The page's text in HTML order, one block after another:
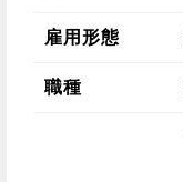
雇用形態
職種